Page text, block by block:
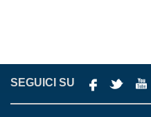
SEGUICI SU